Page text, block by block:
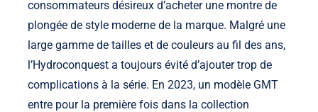
consommateurs désireux d’acheter une montre de
plongée de style moderne de la marque. Malgré une
large gamme de tailles et de couleurs au fil des ans,
l’Hydroconquest a toujours évité d’ajouter trop de
complications à la série. En 2023, un modèle GMT
entre pour la première fois dans la collection